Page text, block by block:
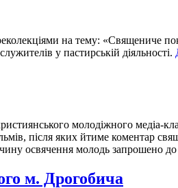
на тему: «Священиче
у пастирській діяльності.
молодіжного медіа-
після яких йтиме коментар
освячення молодь запрошено
м. Дрогобича